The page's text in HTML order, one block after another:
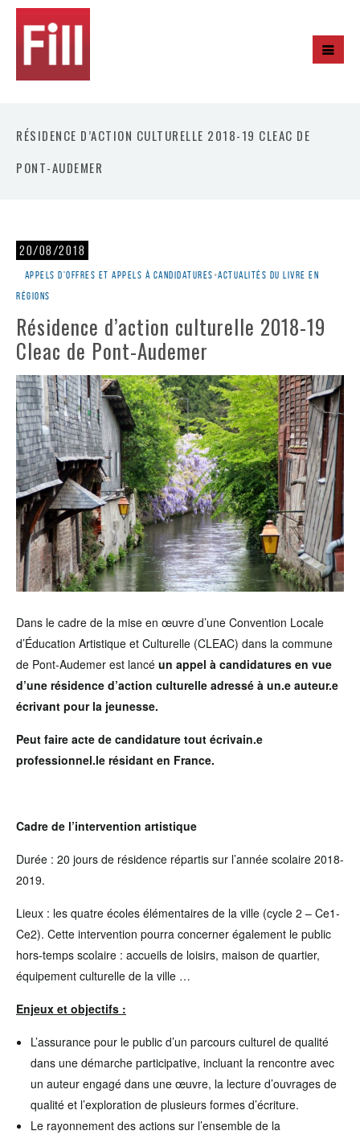
RÉSIDENCE D’ACTION CULTURELLE 2018-19 CLEAC DE
PONT-AUDEMER
20/08/2018
Appels d'offres et appels à candidatures •Actualités du livre en
régions
Résidence d’action culturelle 2018-19
Cleac de Pont-Audemer
Dans le cadre de la mise en œuvre d’une Convention Locale
d’Éducation Artistique et Culturelle (CLEAC) dans la commune
de Pont-Audemer est lancé un appel à candidatures en vue
d’une résidence d’action culturelle adressé à un.e auteur.e
écrivant pour la jeunesse.
Peut faire acte de candidature tout écrivain.e
professionnel.le résidant en France.
Cadre de l’intervention artistique
Durée : 20 jours de résidence répartis sur l’année scolaire 2018-
2019.
Lieux : les quatre écoles élémentaires de la ville (cycle 2 – Ce1-
Ce2). Cette intervention pourra concerner également le public
hors-temps scolaire : accueils de loisirs, maison de quartier,
équipement culturelle de la ville …
Enjeux et objectifs :
L’assurance pour le public d’un parcours culturel de qualité
dans une démarche participative, incluant la rencontre avec
un auteur engagé dans une œuvre, la lecture d’ouvrages de
qualité et l’exploration de plusieurs formes d’écriture.
Le rayonnement des actions sur l’ensemble de la